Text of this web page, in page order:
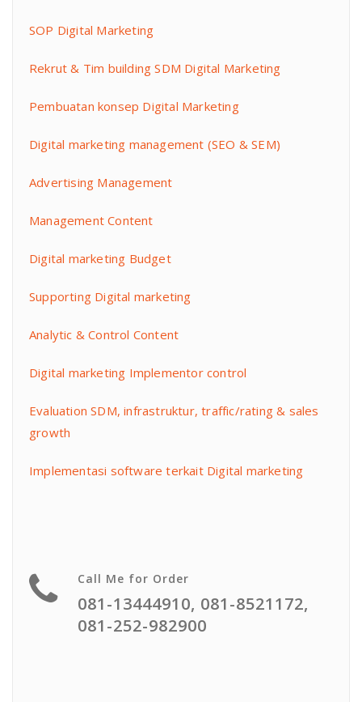
SOP Digital Marketing
Rekrut & Tim building SDM Digital Marketing
Pembuatan konsep Digital Marketing
Digital marketing management (SEO & SEM)
Advertising Management
Management Content
Digital marketing Budget
Supporting Digital marketing
Analytic & Control Content
Digital marketing Implementor control
Evaluation SDM, infrastruktur, traffic/rating & sales
growth
Implementasi software terkait Digital marketing
Call Me for Order
081-13444910, 081-8521172,
081-252-982900